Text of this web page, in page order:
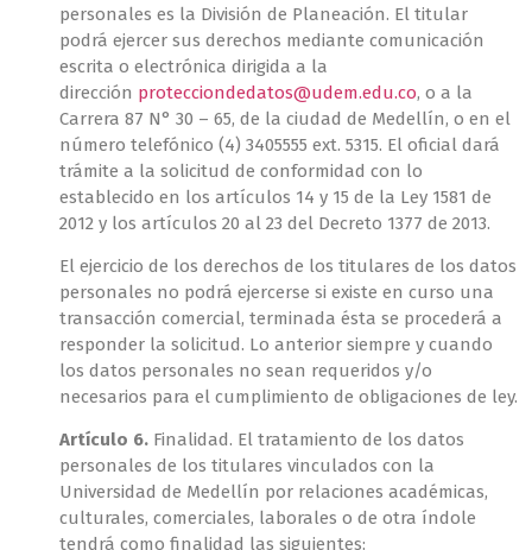
personales es la División de Planeación. El titular
podrá ejercer sus derechos mediante comunicación
escrita o electrónica dirigida a la
dirección protecciondedatos@udem.edu.co, o a la
Carrera 87 N° 30 – 65, de la ciudad de Medellín, o en el
número telefónico (4) 3405555 ext. 5315. El oficial dará
trámite a la solicitud de conformidad con lo
establecido en los artículos 14 y 15 de la Ley 1581 de
2012 y los artículos 20 al 23 del Decreto 1377 de 2013.
El ejercicio de los derechos de los titulares de los datos
personales no podrá ejercerse si existe en curso una
transacción comercial, terminada ésta se procederá a
responder la solicitud. Lo anterior siempre y cuando
los datos personales no sean requeridos y/o
necesarios para el cumplimiento de obligaciones de ley.
Artículo 6. Finalidad. El tratamiento de los datos
personales de los titulares vinculados con la
Universidad de Medellín por relaciones académicas,
culturales, comerciales, laborales o de otra índole
tendrá como finalidad las siguientes: